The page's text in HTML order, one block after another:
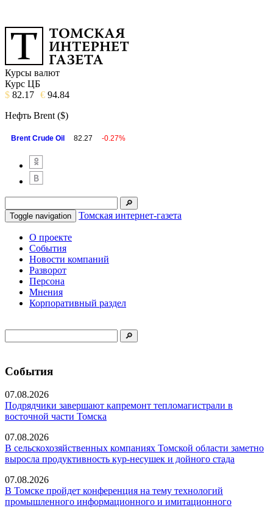
Курсы валют
Курс ЦБ
$ 82.17 € 94.84
Нефть Brent ($)
Brent Crude Oil 82.27 -0.27%
Toggle navigation Томская интернет-газета
О проекте
События
Новости компаний
Разворот
Персона
Мнения
Корпоративный раздел
События
07.08.2026
Подрядчики завершают капремонт тепломагистрали в
восточной части Томска
07.08.2026
В сельскохозяйственных компаниях Томской области заметно
выросла продуктивность кур-несушек и дойного стада
07.08.2026
В Томске пройдет конференция на тему технологий
промышленного информационного и имитационного